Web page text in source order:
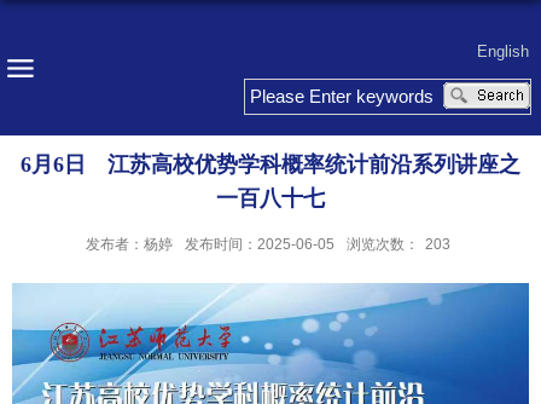
English
6月6日 江苏高校优势学科概率统计前沿系列讲座之
一百八十七
发布者：杨婷 发布时间：2025-06-05 浏览次数： 203